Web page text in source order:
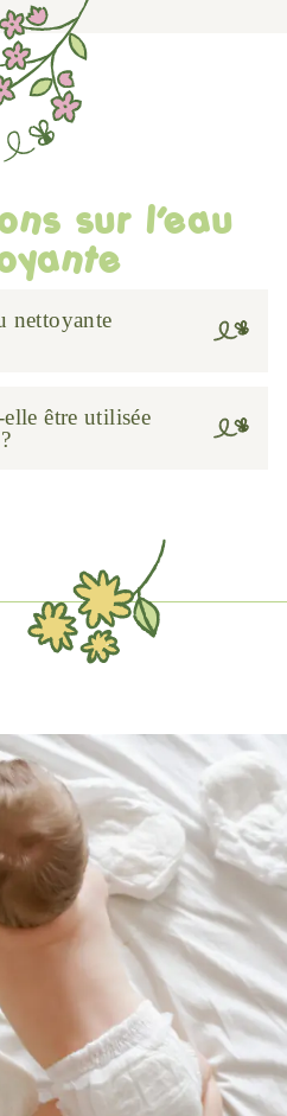
sur l’eau
nettoyante
être utilisée